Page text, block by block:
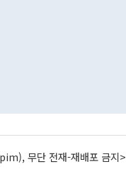
무단 전재-재배포 금지>